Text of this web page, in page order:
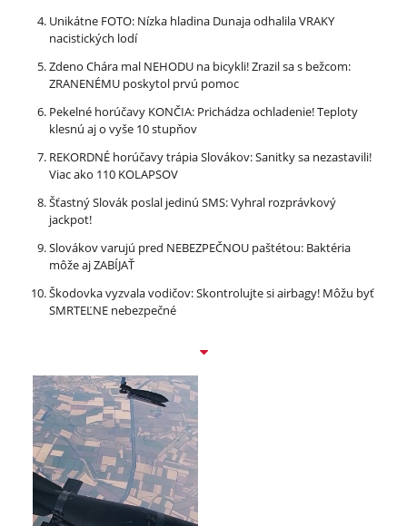
Unikátne FOTO: Nízka hladina Dunaja odhalila VRAKY
nacistických lodí
Zdeno Chára mal NEHODU na bicykli! Zrazil sa s bežcom:
ZRANENÉMU poskytol prvú pomoc
Pekelné horúčavy KONČIA: Prichádza ochladenie! Teploty
klesnú aj o vyše 10 stupňov
REKORDNÉ horúčavy trápia Slovákov: Sanitky sa nezastavili!
Viac ako 110 KOLAPSOV
Šťastný Slovák poslal jedinú SMS: Vyhral rozprávkový
jackpot!
Slovákov varujú pred NEBEZPEČNOU paštétou: Baktéria
môže aj ZABÍJAŤ
Škodovka vyzvala vodičov: Skontrolujte si airbagy! Môžu byť
SMRTEĽNE nebezpečné